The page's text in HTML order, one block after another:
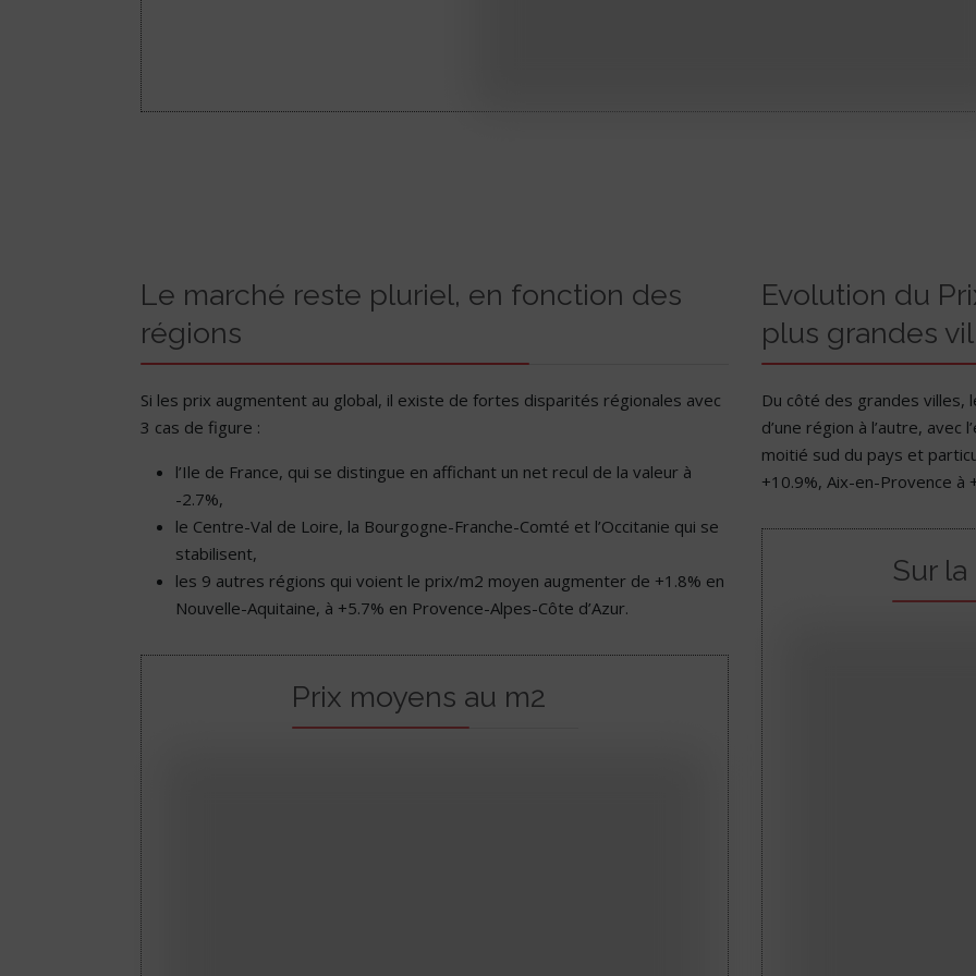
Le marché reste pluriel, en fonction des
régions
Si les prix augmentent au global, il existe de fortes disparités régionales avec
3 cas de figure :
l’Ile de France, qui se distingue en affichant un net recul de la valeur à
-2.7%,
le Centre-Val de Loire, la Bourgogne-Franche-Comté et l’Occitanie qui se
stabilisent,
les 9 autres régions qui voient le prix/m2 moyen augmenter de +1.8% en
Nouvelle-Aquitaine, à +5.7% en Provence-Alpes-Côte d’Azur.
Prix moyens au m2
Evolution du
plus grandes
Du côté des grandes
d’une région à l’autre,
moitié sud du pays et
+10.9%, Aix-en-Provence à
Sur